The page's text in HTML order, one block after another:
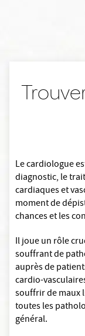
Le cardiologue
diagnostic, le
cardiaques et
moment de
chances et les
Il joue un rôle
souffrant de
auprès de
cardio-
souffrir de maux
toutes les
général.